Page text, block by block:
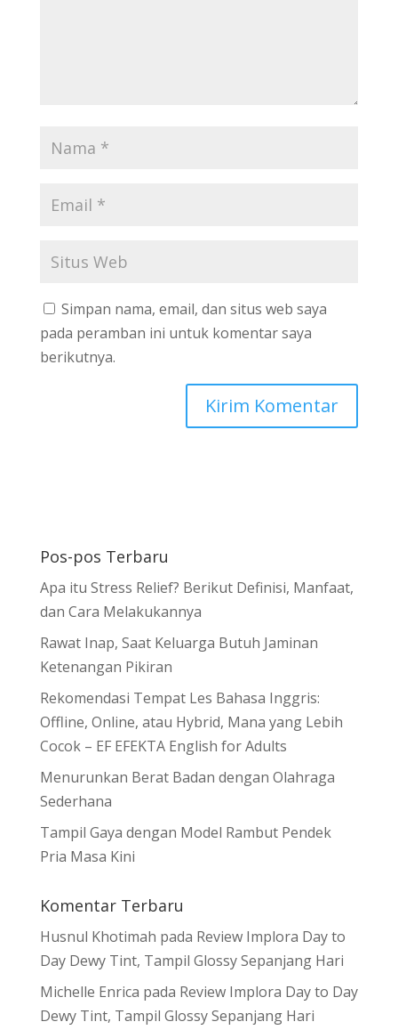
Simpan nama, email, dan situs web saya
pada peramban ini untuk komentar saya
berikutnya.
Pos-pos Terbaru
Apa itu Stress Relief? Berikut Definisi, Manfaat,
dan Cara Melakukannya
Rawat Inap, Saat Keluarga Butuh Jaminan
Ketenangan Pikiran
Rekomendasi Tempat Les Bahasa Inggris:
Offline, Online, atau Hybrid, Mana yang Lebih
Cocok – EF EFEKTA English for Adults
Menurunkan Berat Badan dengan Olahraga
Sederhana
Tampil Gaya dengan Model Rambut Pendek
Pria Masa Kini
Komentar Terbaru
Husnul Khotimah pada Review Implora Day to
Day Dewy Tint, Tampil Glossy Sepanjang Hari
Michelle Enrica pada Review Implora Day to Day
Dewy Tint, Tampil Glossy Sepanjang Hari